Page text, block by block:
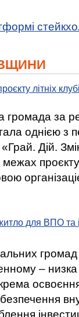
літніх
громада за
однією
«Грай. Дій.
межах
житло для ВПО
громад
–
освоєння